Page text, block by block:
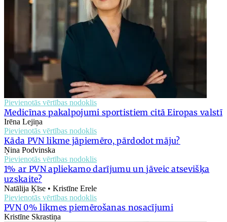
Pievienotās vērtības nodoklis
Medicīnas pakalpojumi sportistiem citā Eiropas valstī
Irēna Lejiņa
Pievienotās vērtības nodoklis
Kāda PVN likme jāpiemēro, pārdodot māju?
Ņina Podvinska
Pievienotās vērtības nodoklis
1% ar PVN apliekamo darījumu un jāveic atsevišķa
uzskaite?
Natālija Ķīse • Kristīne Erele
Pievienotās vērtības nodoklis
PVN 0% likmes piemērošanas nosacījumi
Kristīne Skrastiņa